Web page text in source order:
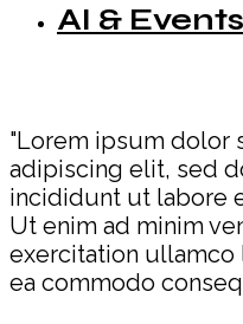
AI & Events
"Lorem ipsum dolor
adipiscing elit, sed
incididunt ut labore
Ut enim ad minim
exercitation
ea commodo